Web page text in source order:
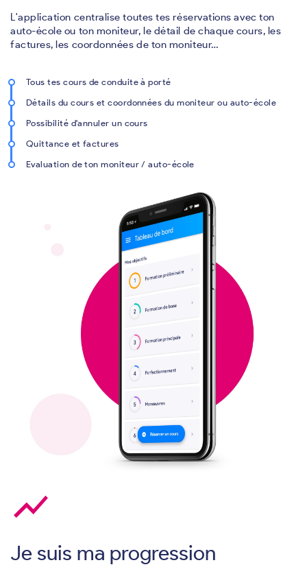
L'application centralise toutes tes réservations avec ton
auto-école ou ton moniteur, le détail de chaque cours, les
factures, les coordonnées de ton moniteur…
Tous tes cours de conduite à porté
Détails du cours et coordonnées du moniteur ou auto-école
Possibilité d'annuler un cours
Quittance et factures
Evaluation de ton moniteur / auto-école
show_chart
Je suis ma progression